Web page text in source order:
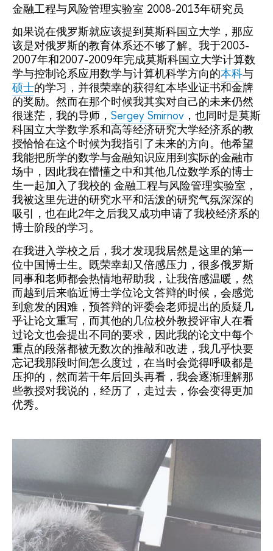
金融工程与风险管理实验室 2008-2013年研究员
如果说在俄罗斯就应该提到莫斯科国立大学，那应
该是对俄罗斯的教育体系还不够了解。我于2003-
2007年和2007-2009年完成莫斯科国立大学计算数
学与控制论系应用数学与计算机科学方向的本科与
硕士的学习，并很荣幸的获得红本毕业证书和金牌
的奖励。然而在那个时候我其实对自己的未来仍然
很迷茫，我的导师， Sergey Smirnov ，也同时是莫斯
科国立大学数学系和高等经济研究大学经济系的教
授恰恰在这个时候为我指引了未来的方向。他希望
我能把所学的数学与金融知识应用到实际的金融市
场中，因此我在懵懂之中和其他几位数学系的博士
生一起加入了我校的 金融工程与风险管理实验室，
我被这里先进的研究水平和活泼的研究气氛深深的
吸引，也在此2年之后我又成功申请了我校经济系的
博士阶段的学习。
在我进入学校之后，我才发现我居然是这里的第一
位中国博士生。既荣幸却又倍感压力，很多俄罗斯
同事和老师都会热情地帮助我，让我倍感温暖，然
而越到后来临近博士学位论文答辩的时候，会感觉
到愈发的困难，预答辩的评委会老师提出的质疑几
乎让论文重写，而其他的几位校外教授评审人在看
过论文也会提出不同的要求，因此我的论文中每个
重点的段落都被无数次的推敲和改进，我几乎快要
忘记我那段时间怎么度过，在当时会觉得呼吸都是
压抑的，然而若干年后回头再看，我会逐渐理解那
些教授对我说的，经历了，走过去，你会变得更加
优秀。